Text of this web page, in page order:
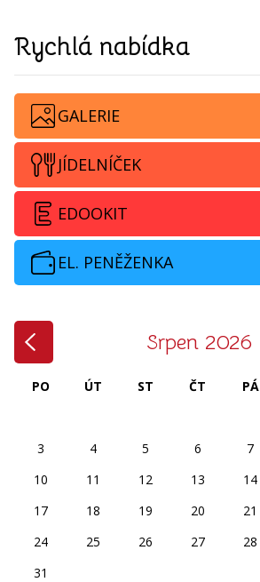
Rychlá nabídka
GALERIE
JÍDELNÍČEK
EDOOKIT
EL. PENĚŽENKA
Srpen 2026
PO ÚT ST ČT PÁ
3
4 5 6 7
10
11 12 13 14
17
18 19 20 21
24
25 26 27 28
31